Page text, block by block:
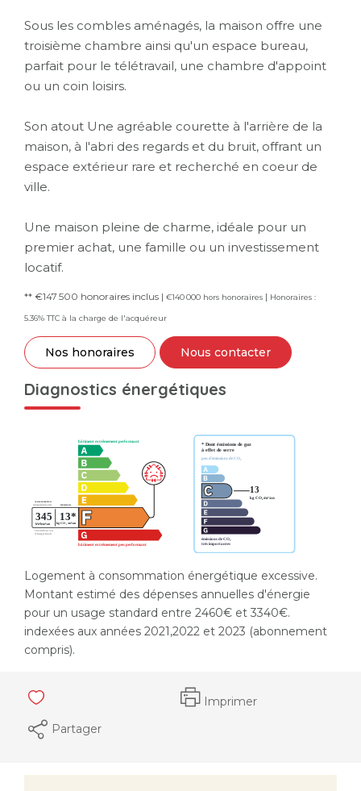
Sous les combles aménagés, la maison offre une
troisième chambre ainsi qu'un espace bureau,
parfait pour le télétravail, une chambre d'appoint
ou un coin loisirs.
Son atout Une agréable courette à l'arrière de la
maison, à l'abri des regards et du bruit, offrant un
espace extérieur rare et recherché en coeur de
ville.
Une maison pleine de charme, idéale pour un
premier achat, une famille ou un investissement
locatif.
** €147 500 honoraires inclus | €140 000 hors honoraires | Honoraires :
5.36% TTC à la charge de l'acquéreur
Nos honoraires Nous contacter
Diagnostics énergétiques
Logement à consommation énergétique excessive.
Montant estimé des dépenses annuelles d'énergie
pour un usage standard entre 2460€ et 3340€.
indexées aux années 2021,2022 et 2023 (abonnement
compris).
Imprimer
Partager